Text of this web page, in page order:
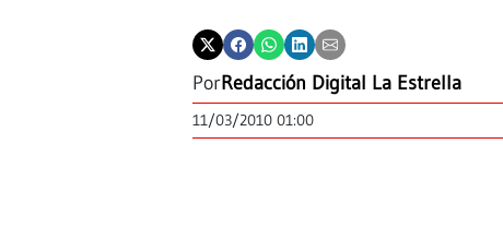
PorRedacción Digital La Estrella
11/03/2010 01:00